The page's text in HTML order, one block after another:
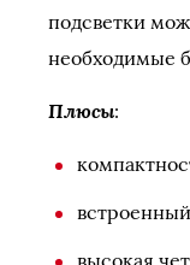
подсветки
необходимые
Плюсы: